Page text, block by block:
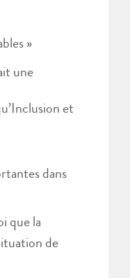
»
une
et
dans
que la
de